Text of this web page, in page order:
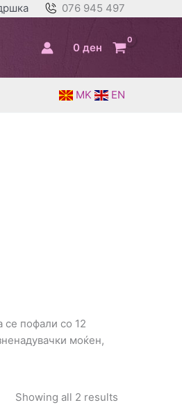
076 945 497
0 ден
MK EN
се пофали со 12
моќен,
Showing all 2 results